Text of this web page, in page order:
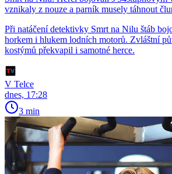
vznikaly z nouze a parník musely táhnout
Při natáčení detektivky Smrt na Nilu štáb
horkem i hlukem lodních motorů. Zvláštní
kostýmů překvapil i samotné herce.
V Telce
dnes, 17:28
3 min